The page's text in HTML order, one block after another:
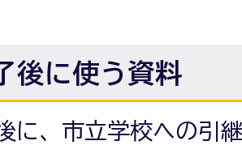
後に使う資料
に、市立学校への引